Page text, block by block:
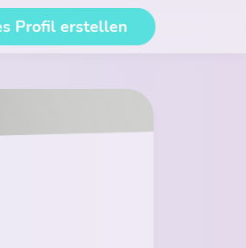
Profil erstellen